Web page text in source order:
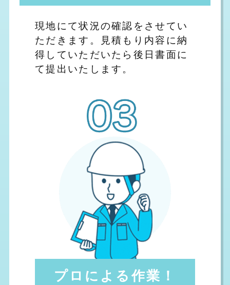
現地にて状況の確認をさせてい
ただきます。見積もり内容に納
得していただいたら後日書面に
て提出いたします。
プロによる作業！